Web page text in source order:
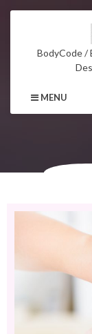
BodyCode /
MENU